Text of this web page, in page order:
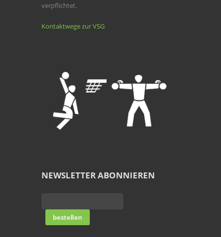
verpflichtet.
Kontaktwege zur VSG
NEWSLETTER ABONNIEREN